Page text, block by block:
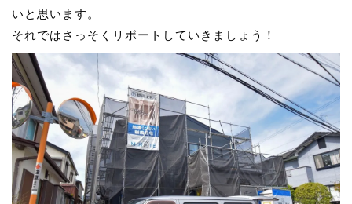
いと思います。
それではさっそくリポートしていきましょう！